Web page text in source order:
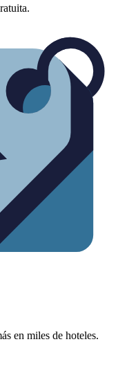
en miles de hoteles.